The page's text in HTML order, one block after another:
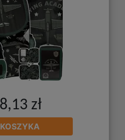
zł